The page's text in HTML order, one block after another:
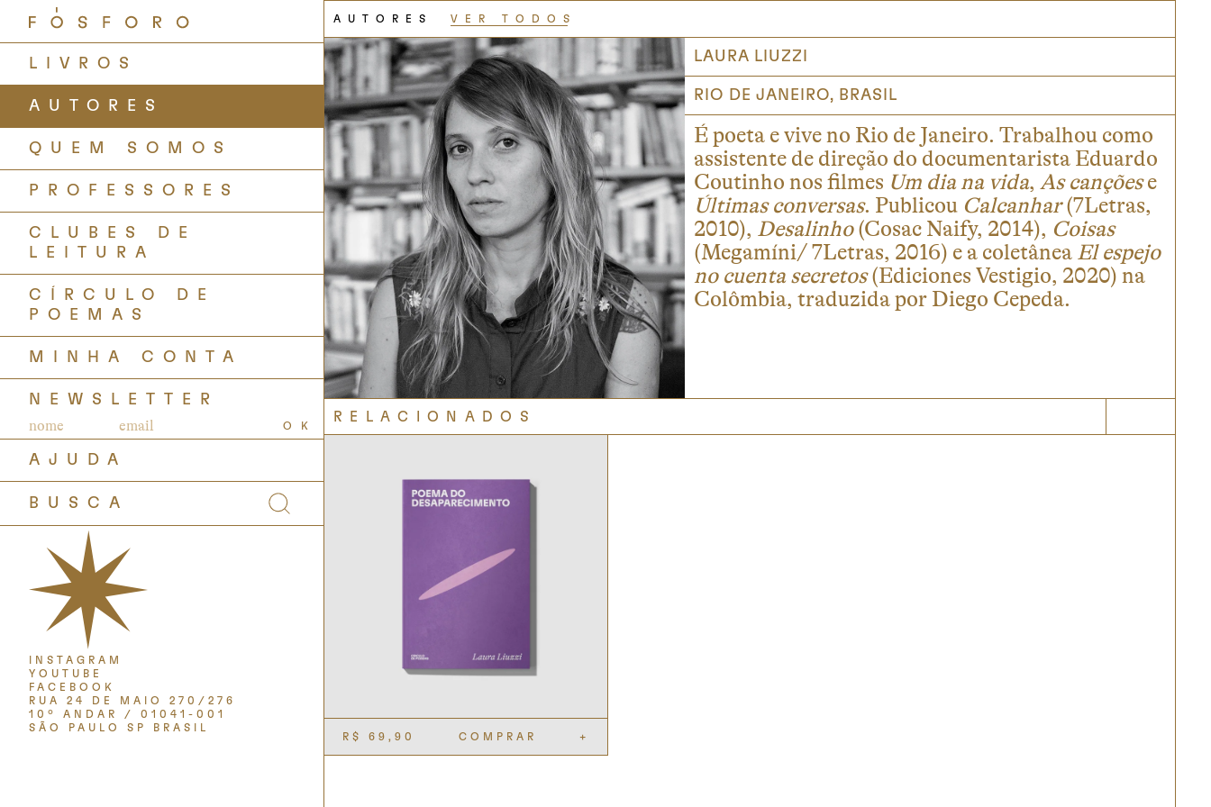
LIVROS
AUTORES
QUEM SOMOS
PROFESSORES
CLUBES DE
LEITURA
CÍRCULO DE
POEMAS
MINHA CONTA
NEWSLETTER
OK
AJUDA
INSTAGRAM
YOUTUBE
FACEBOOK
RUA 24 DE MAIO 270/276
10º ANDAR / 01041-001
SÃO PAULO SP BRASIL
AUTORES VER TODOS
LAURA LIUZZI
RIO DE JANEIRO, BRASIL
É poeta e vive no Rio de Janeiro. Trabalhou como
assistente de direção do documentarista Eduardo
Coutinho nos filmes Um dia na vida, As cançõese
Últimas conversas. Publicou Calcanhar(7Letras,
2010), Desalinho(Cosac Naify, 2014), Coisas
(Megamíni/ 7Letras, 2016) e a coletânea El espejo
no cuenta secretos(Ediciones Vestigio, 2020) na
Colômbia, traduzida por Diego Cepeda.
RELACIONADOS
R$ 69,90 COMPRAR +